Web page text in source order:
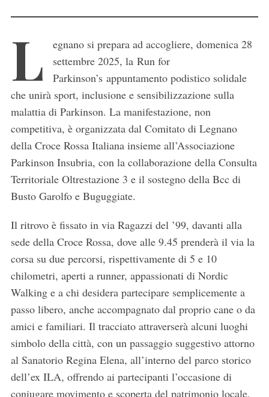
L
egnano si prepara ad accogliere, domenica 28
settembre 2025, la Run for
Parkinson’s appuntamento podistico solidale
che unirà sport, inclusione e sensibilizzazione sulla
malattia di Parkinson. La manifestazione, non
competitiva, è organizzata dal Comitato di Legnano
della Croce Rossa Italiana insieme all’Associazione
Parkinson Insubria, con la collaborazione della Consulta
Territoriale Oltrestazione 3 e il sostegno della Bcc di
Busto Garolfo e Buguggiate.
Il ritrovo è fissato in via Ragazzi del ’99, davanti alla
sede della Croce Rossa, dove alle 9.45 prenderà il via la
corsa su due percorsi, rispettivamente di 5 e 10
chilometri, aperti a runner, appassionati di Nordic
Walking e a chi desidera partecipare semplicemente a
passo libero, anche accompagnato dal proprio cane o da
amici e familiari. Il tracciato attraverserà alcuni luoghi
simbolo della città, con un passaggio suggestivo attorno
al Sanatorio Regina Elena, all’interno del parco storico
dell’ex ILA, offrendo ai partecipanti l’occasione di
coniugare movimento e scoperta del patrimonio locale.